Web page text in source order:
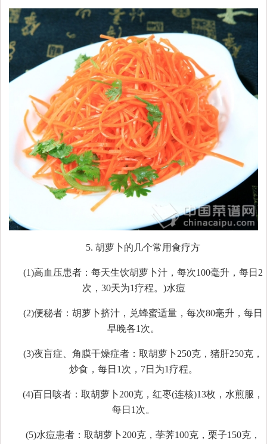
5. 胡萝卜的几个常用食疗方
(1)高血压患者：每天生饮胡萝卜汁，每次100毫升，每日2
次，30天为1疗程。)水痘
(2)便秘者：胡萝卜挤汁，兑蜂蜜适量，每次80毫升，每日
早晚各1次。
(3)夜盲症、角膜干燥症者：取胡萝卜250克，猪肝250克，
炒食，每日1次，7日为1疗程。
(4)百日咳者：取胡萝卜200克，红枣(连核)13枚，水煎服，
每日1次。
(5)水痘患者：取胡萝卜200克，荸荠100克，栗子150克，